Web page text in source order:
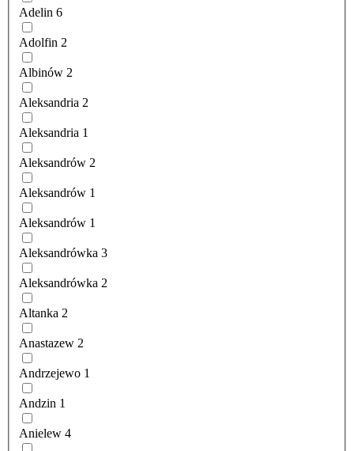
Adelin 6
Adolfin 2
Albinów 2
Aleksandria 2
Aleksandria 1
Aleksandrów 2
Aleksandrów 1
Aleksandrów 1
Aleksandrówka 3
Aleksandrówka 2
Altanka 2
Anastazew 2
Andrzejewo 1
Andzin 1
Anielew 4